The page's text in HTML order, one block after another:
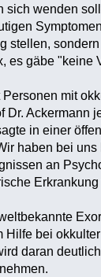
sich wenden
stellen,
es gäbe "keine
mit
Dr. Ackermann
in einer
haben bei uns
an
Hilfe bei
daran